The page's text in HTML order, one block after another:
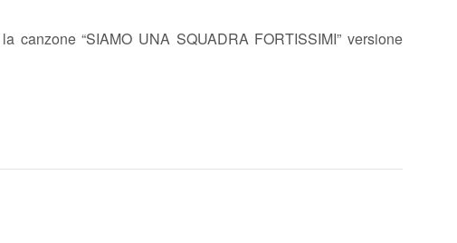
canzone “SIAMO UNA SQUADRA FORTISSIMI” versione